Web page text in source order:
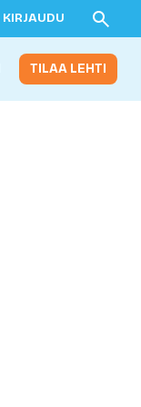
KIRJAUDU
TILAA LEHTI